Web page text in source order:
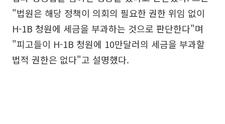
"법원은 해당 정책이 의회의 필요한 권한 위임 없이
H-1B 청원에 세금을 부과하는 것으로 판단한다"며
"피고들이 H-1B 청원에 10만달러의 세금을 부과할
법적 권한은 없다"고 설명했다.